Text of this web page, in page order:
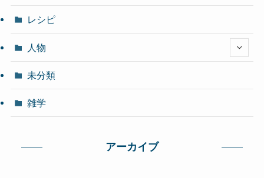
レシピ
人物
未分類
雑学
アーカイブ